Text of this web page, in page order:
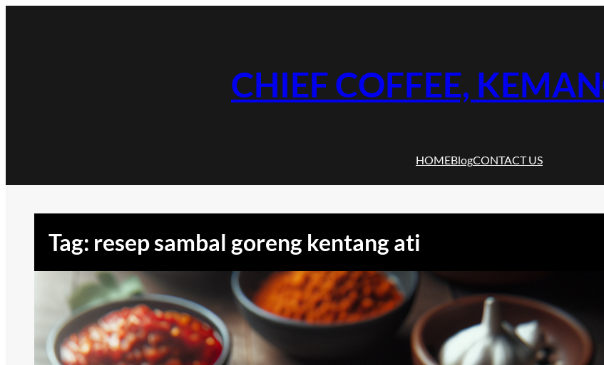
CHIEF COFFEE,
HOMEBlogCONTACT US
Tag: resep sambal goreng kentang ati